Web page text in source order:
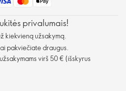
privalumais!
kiekvieną užsakymą.
pakviečiate draugus.
virš 50 € (išskyrus